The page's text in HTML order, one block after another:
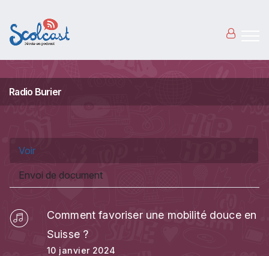
Radio Burier
Onglets principaux
Voir
Envoi de document
Comment favoriser une mobilité douce en
Suisse ?
10 janvier 2024